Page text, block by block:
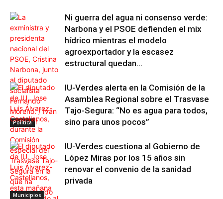
Política
Ni guerra del agua ni consenso verde:
Narbona y el PSOE defienden el mix
hídrico mientras el modelo
agroexportador y la escasez
estructural quedan...
IU-Verdes alerta en la Comisión de la
Asamblea Regional sobre el Trasvase
Tajo-Segura: “No es agua para todos,
sino para unos pocos”
IU-Verdes cuestiona al Gobierno de
López Miras por los 15 años sin
renovar el convenio de la sanidad
privada
Municipios